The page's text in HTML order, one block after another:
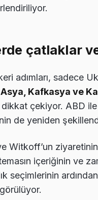
çatlaklar
adımları, sadece
Kafkasya ve
çekiyor. ABD
de yeniden
Witkoff’un
içeriğinin ve
seçimlerinin